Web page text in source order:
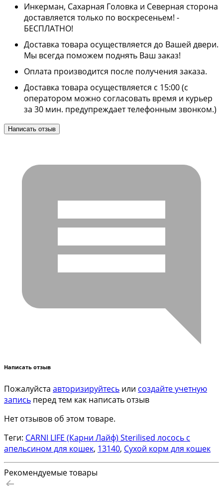
Инкерман, Сахарная Головка и Северная сторона
доставляется только по воскресеньем! -
БЕСПЛАТНО!
Доставка товара осуществляется до Вашей двери.
Мы всегда поможем поднять Ваш заказ!
Оплата производится после получения заказа.
Доставка товара осуществляется с 15:00 (с
оператором можно согласовать время и курьер
за 30 мин. предупреждает телефонным звонком.)
Написать отзыв
Написать отзыв
Пожалуйста авторизируйтесь или создайте учетную
запись перед тем как написать отзыв
Нет отзывов об этом товаре.
Теги: CARNI LIFE (Карни Лайф) Sterilised лосось с
апельсином для кошек, 13140, Сухой корм для кошек
Рекомендуемые товары